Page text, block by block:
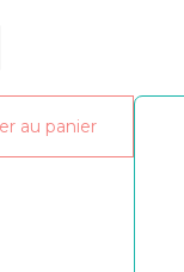
au panier